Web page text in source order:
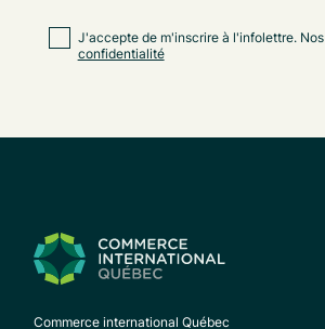
J'accepte de m'inscrire à l'infolettre. Nos
confidentialité
Commerce international Québec